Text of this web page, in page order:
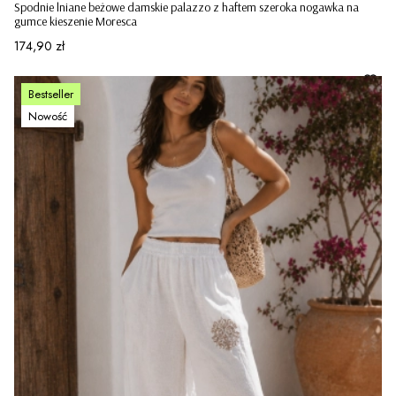
Spodnie lniane beżowe damskie palazzo z haftem szeroka nogawka na
gumce kieszenie Moresca
Cena
174,90 zł
Bestseller
Nowość